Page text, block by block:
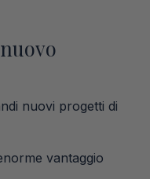
nuovi progetti di
vantaggio